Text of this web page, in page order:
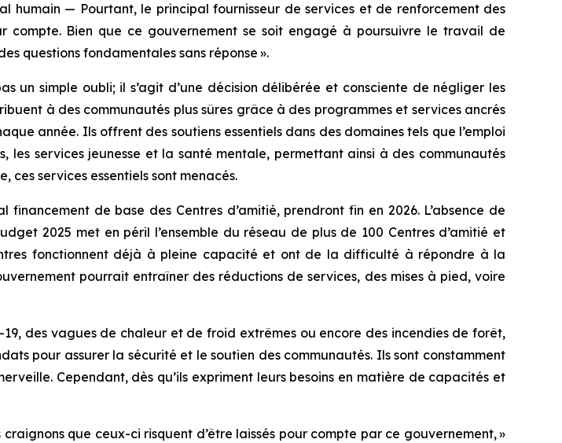
humain — Pourtant, le principal fournisseur de services et de renforcement des
compte. Bien que ce gouvernement se soit engagé à poursuivre le travail de
questions fondamentales sans réponse ».
un simple oubli; il s’agit d’une décision délibérée et consciente de négliger les
à des communautés plus sûres grâce à des programmes et services ancrés
année. Ils offrent des soutiens essentiels dans des domaines tels que l’emploi
services jeunesse et la santé mentale, permettant ainsi à des communautés
ces services essentiels sont menacés.
de base des Centres d’amitié, prendront fin en 2026. L’absence de
2025 met en péril l’ensemble du réseau de plus de 100 Centres d’amitié et
fonctionnent déjà à pleine capacité et ont de la difficulté à répondre à la
pourrait entraîner des réductions de services, des mises à pied, voire
des vagues de chaleur et de froid extrêmes ou encore des incendies de forêt,
pour assurer la sécurité et le soutien des communautés. Ils sont constamment
Cependant, dès qu’ils expriment leurs besoins en matière de capacités et
que ceux-ci risquent d’être laissés pour compte par ce gouvernement, »